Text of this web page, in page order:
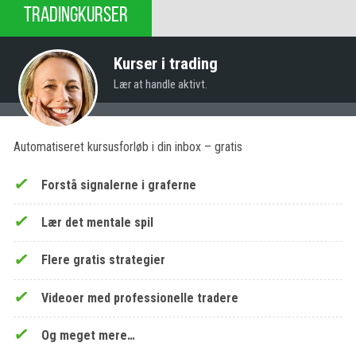
TRADINGKURSER
Kurser i trading
Lær at handle aktivt.
Automatiseret kursusforløb i din inbox – gratis
Forstå signalerne i graferne
Lær det mentale spil
Flere gratis strategier
Videoer med professionelle tradere
Og meget mere…